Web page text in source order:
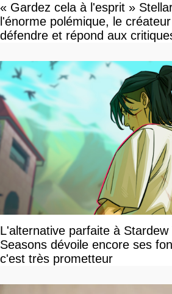
« Gardez cela à l'esprit »
l'énorme polémique, le
défendre et répond aux
L'alternative parfaite à
Seasons dévoile encore ses
c'est très prometteur